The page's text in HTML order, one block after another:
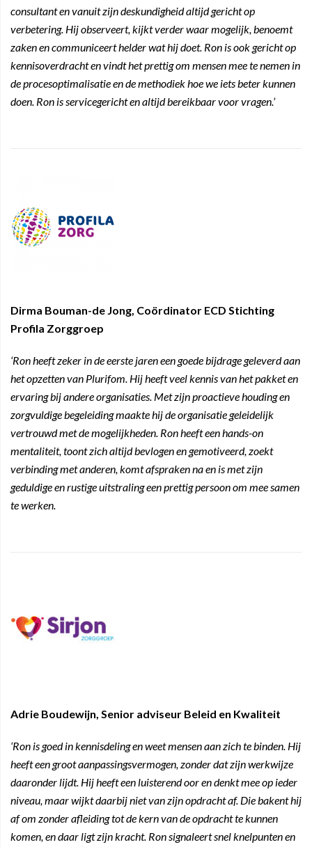
consultant en vanuit zijn deskundigheid altijd gericht op
verbetering. Hij observeert, kijkt verder waar mogelijk, benoemt
zaken en communiceert helder wat hij doet. Ron is ook gericht op
kennisoverdracht en vindt het prettig om mensen mee te nemen in
de procesoptimalisatie en de methodiek hoe we iets beter kunnen
doen. Ron is servicegericht en altijd bereikbaar voor vragen.’
Dirma Bouman-de Jong, Coördinator ECD Stichting
Profila Zorggroep
‘Ron heeft zeker in de eerste jaren een goede bijdrage geleverd aan
het opzetten van Plurifom. Hij heeft veel kennis van het pakket en
ervaring bij andere organisaties. Met zijn proactieve houding en
zorgvuldige begeleiding maakte hij de organisatie geleidelijk
vertrouwd met de mogelijkheden. Ron heeft een hands-on
mentaliteit, toont zich altijd bevlogen en gemotiveerd, zoekt
verbinding met anderen, komt afspraken na en is met zijn
geduldige en rustige uitstraling een prettig persoon om mee samen
te werken.
Adrie Boudewijn, Senior adviseur Beleid en Kwaliteit
‘Ron is goed in kennisdeling en weet mensen aan zich te binden. Hij
heeft een groot aanpassingsvermogen, zonder dat zijn werkwijze
daaronder lijdt. Hij heeft een luisterend oor en denkt mee op ieder
niveau, maar wijkt daarbij niet van zijn opdracht af. Die bakent hij
af om zonder afleiding tot de kern van de opdracht te kunnen
komen, en daar ligt zijn kracht. Ron signaleert snel knelpunten en